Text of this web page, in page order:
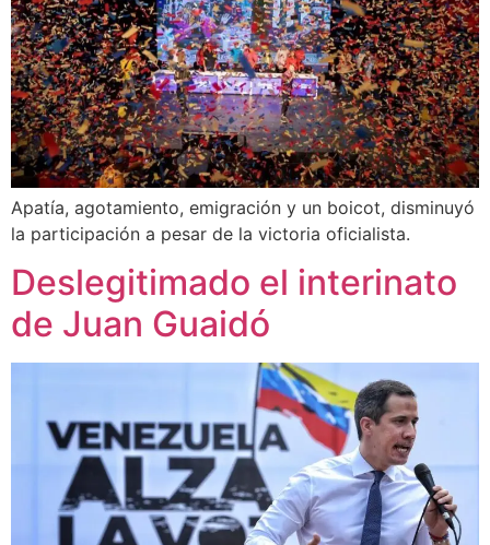
Apatía, agotamiento, emigración y un boicot, disminuyó
la participación a pesar de la victoria oficialista.
Deslegitimado el interinato
de Juan Guaidó